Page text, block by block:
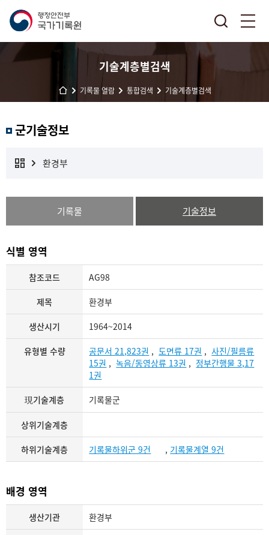
기술계층별검색
기록물 열람 통합검색 기술계층별검색
군기술정보
환경부
기록물 기술정보
식별 영역
참조코드 AG98
제목 환경부
생산시기 1964~2014
유형별 수량 공문서 21,823권 ,도면류 17권 ,사진/필름류
15권 ,녹음/동영상류 13권 , 정부간행물 3,17
1권
現기술계층 기록물군
상위기술계층
하위기술계층 기록물하위군 9건 , 기록물계열 9건
배경 영역
생산기관 환경부